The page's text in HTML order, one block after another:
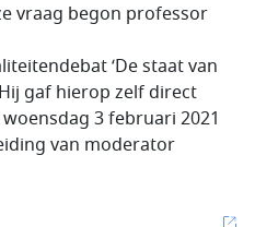
vraag begon professor
‘De staat van
gaf hierop zelf direct
woensdag 3 februari 2021
van moderator